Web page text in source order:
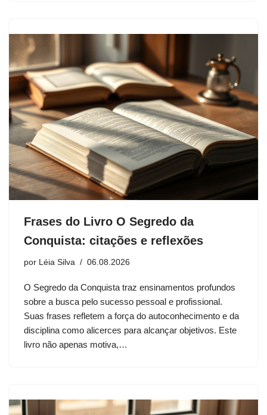
Frases do Livro O Segredo da
Conquista: citações e reflexões
por Léia Silva 06.08.2026
O Segredo da Conquista traz ensinamentos profundos
sobre a busca pelo sucesso pessoal e profissional.
Suas frases refletem a força do autoconhecimento e da
disciplina como alicerces para alcançar objetivos. Este
livro não apenas motiva,…